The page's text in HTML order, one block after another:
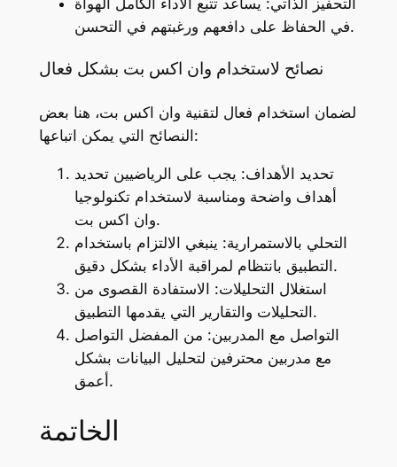
في الحفاظ على دافعهم ورغبتهم في التحسن.
نصائح لاستخدام وان اكس بت بشكل فعال
لضمان استخدام فعال لتقنية وان اكس بت، هنا بعض
النصائح التي يمكن اتباعها:
تحديد الأهداف: يجب على الرياضيين تحديد
أهداف واضحة ومناسبة لاستخدام تكنولوجيا
وان اكس بت.
التحلي بالاستمرارية: ينبغي الالتزام باستخدام
التطبيق بانتظام لمراقبة الأداء بشكل دقيق.
استغلال التحليلات: الاستفادة القصوى من
التحليلات والتقارير التي يقدمها التطبيق.
التواصل مع المدربين: من المفضل التواصل
مع مدربين محترفين لتحليل البيانات بشكل
أعمق.
الخاتمة